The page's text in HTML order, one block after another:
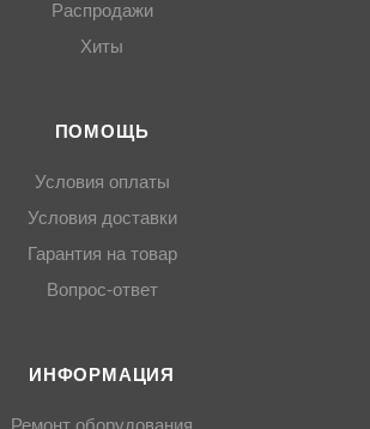
Распродажи
Хиты
ПОМОЩЬ
Условия оплаты
Условия доставки
Гарантия на товар
Вопрос-ответ
ИНФОРМАЦИЯ